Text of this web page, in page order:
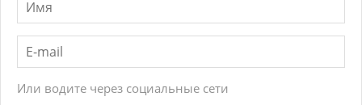
Или водите через социальные сети